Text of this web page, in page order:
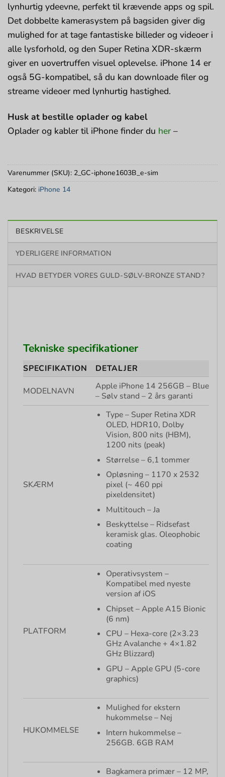
lynhurtig ydeevne, perfekt til krævende apps og spil.
Det dobbelte kamerasystem på bagsiden giver dig
mulighed for at tage fantastiske billeder og videoer i
alle lysforhold, og den Super Retina XDR-skærm
giver en uovertruffen visuel oplevelse. iPhone 14 er
også 5G-kompatibel, så du kan downloade filer og
streame videoer med lynhurtig hastighed.
Husk at bestille oplader og kabel
Oplader og kabler til iPhone finder du her–
Varenummer (SKU): 2_GC-iphone1603B_e-sim
Kategori: iPhone 14
BESKRIVELSE
YDERLIGERE INFORMATION
HVAD BETYDER VORES GULD-SØLV-BRONZE STAND?
Tekniske specifikationer
SPECIFIKATION DETALJER
MODELNAVN
Apple iPhone 14 256GB – Blue
– Sølv stand – 2 års garanti
SKÆRM
Type – Super Retina XDR
OLED, HDR10, Dolby
Vision, 800 nits (HBM),
1200 nits (peak)
Størrelse – 6,1 tommer
Opløsning – 1170 x 2532
pixel (~ 460 ppi
pixeldensitet)
Multitouch – Ja
Beskyttelse – Ridsefast
keramisk glas. Oleophobic
coating
PLATFORM
Operativsystem –
Kompatibel med nyeste
version af iOS
Chipset – Apple A15 Bionic
(6 nm)
CPU – Hexa-core (2×3.23
GHz Avalanche + 4×1.82
GHz Blizzard)
GPU – Apple GPU (5-core
graphics)
HUKOMMELSE
Mulighed for ekstern
hukommelse – Nej
Intern hukommelse –
256GB. 6GB RAM
Bagkamera primær – 12 MP,